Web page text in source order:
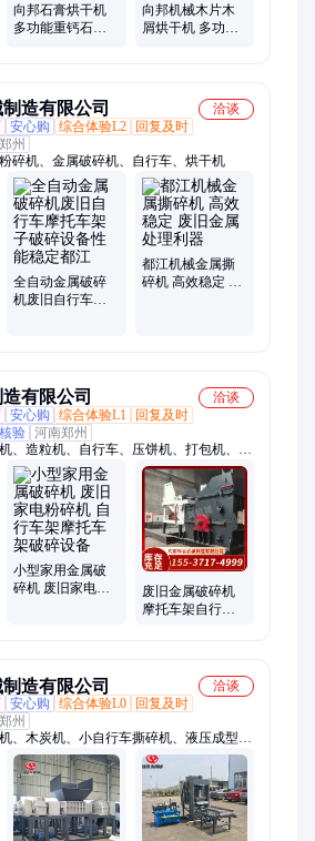
向邦石膏烘干机
多功能重钙石石
向邦机械木片木
屑烘干机 多功能
造有限公司
洽谈
安心购 综合体验L2
回复及时
州
碎机、金属破碎机、自行车、烘干机
全自动金属破碎
机废旧自行车摩
都江机械金属撕
碎机 高效稳定 废
有限公司
洽谈
安心购 综合体验L1
回复及时
验 河南郑州
、造粒机、自行车、压饼机、打包机、粉
、破碎机、造粒设备、粉碎设备、液压系
板机、泡沫冷压机、秸秆颗粒机、锯末颗
属剪切机、木屑颗粒机、稻壳颗粒设备、
断设备、生物质颗粒机、废纸打包设备
小型家用金属破
碎机 废旧家电粉
废旧金属破碎机
摩托车架自行车
造有限公司
洽谈
安心购 综合体验L0
回复及时
州
、木炭机、小自行车撕碎机、液压成型
树枝粉碎机、撕碎机、木材粉碎机、炭粉